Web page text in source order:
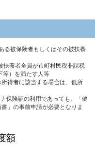
る被保険者もしくはその被扶養
扶養者全員が市町村民税非課税
等）を満たす人等
得者に該当する場合は、低所
保険証の利用であっても、「健
」の事前申請が必要となりま
額